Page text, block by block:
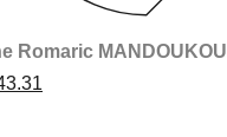
Romaric MANDOUKOU